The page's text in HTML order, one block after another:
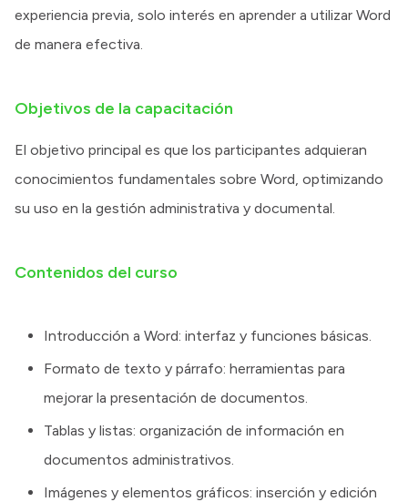
experiencia previa, solo interés en aprender a utilizar Word
de manera efectiva.
Objetivos de la capacitación
El objetivo principal es que los participantes adquieran
conocimientos fundamentales sobre Word, optimizando
su uso en la gestión administrativa y documental.
Contenidos del curso
Introducción a Word: interfaz y funciones básicas.
Formato de texto y párrafo: herramientas para
mejorar la presentación de documentos.
Tablas y listas: organización de información en
documentos administrativos.
Imágenes y elementos gráficos: inserción y edición